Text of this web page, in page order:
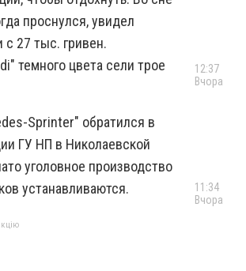
проснулся, увидел
с 27 тыс. гривен.
темного цвета сели трое
Sprinter" обратился в
ГУ НП в Николаевской
уголовное производство
устанавливаются.
12:37
Вчора
11:34
Вчора